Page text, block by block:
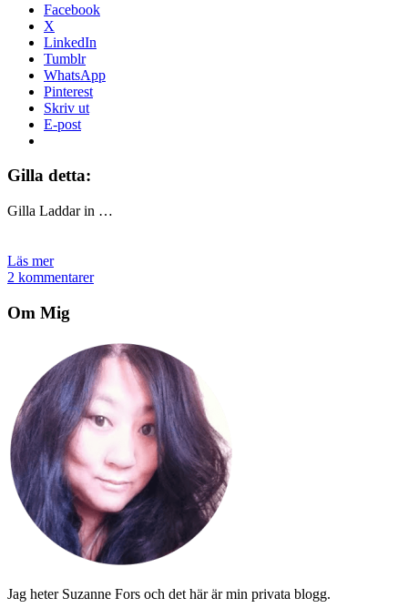
Facebook
X
LinkedIn
Tumblr
WhatsApp
Pinterest
Skriv ut
E-post
Gilla detta:
Gilla Laddar in …
Läs mer
2 kommentarer
Om Mig
Jag heter Suzanne Fors och det här är min privata blogg.